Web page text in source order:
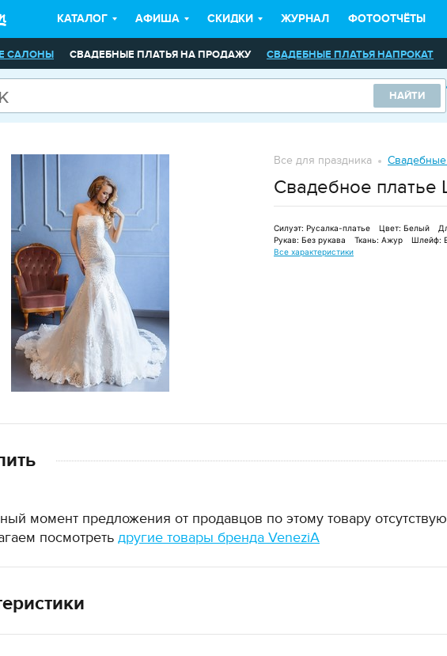
КАТАЛОГ АФИША СКИДКИ ЖУРНАЛ ФОТООТЧЁТЫ
САЛОНЫ СВАДЕБНЫЕ ПЛАТЬЯ НА ПРОДАЖУ СВАДЕБНЫЕ ПЛАТЬЯ НАПРОКАТ
АГЕНТСТВА ПОДАРКИ
ФОТОГРАФЫ ВИДЕОСЪЕМКА ФЕЙЕРВЕРКИ ФОТОЦЕНТРЫ,
НАЙТИ
Все для праздника
Свадебное платье
Силуэт: Русалка-платье Цвет: Белый
Рукав: Без рукава Ткань: Ажур Шлейф:
Все характеристики
момент предложения от продавцов по этому товару
посмотреть другие товары бренда VeneziA